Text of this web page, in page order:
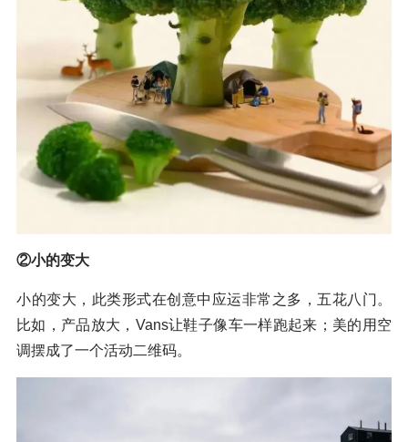
②小的变大
小的变大，此类形式在创意中应运非常之多，五花八门。
比如，产品放大，Vans让鞋子像车一样跑起来；美的用空
调摆成了一个活动二维码。